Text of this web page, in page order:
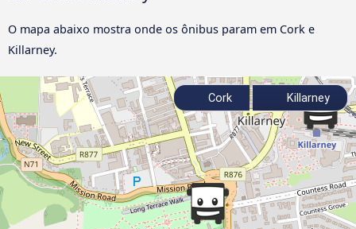
O mapa abaixo mostra onde os ônibus param em Cork e
Killarney.
Cork Killarney